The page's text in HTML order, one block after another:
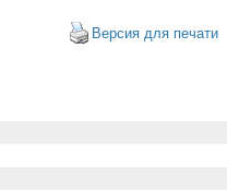
Версия для печати